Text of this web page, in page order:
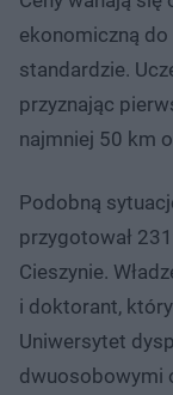
ekonomiczną do
standardzie.
przyznając
najmniej 50 km
Podobną
przygotował
Cieszynie.
i doktorant, który
Uniwersytet
dwuosobowymi